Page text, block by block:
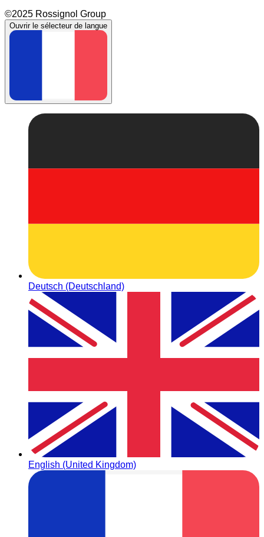
©2025 Rossignol Group
Ouvrir le sélecteur de langue
Deutsch (Deutschland)
English (United Kingdom)